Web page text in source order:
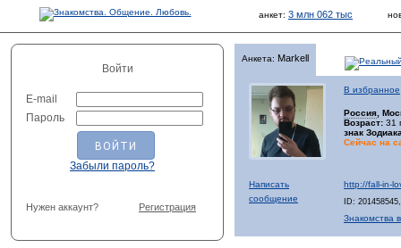
анкет: 3 млн 062 тыс
Войти
E-mail
Пароль
Забыли пароль?
Нужен аккаунт? Регистрация
Анкета: Markell
В избранное
Россия ,
Возраст: 31
знак
Сейчас на
Написать
сообщение
http://fall-in-
ID:
Знакомства